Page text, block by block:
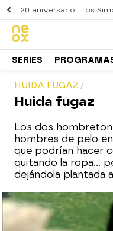
20 aniversario Los
SERIES
HUIDA FUGAZ
Huida fugaz
Los dos
hombres de pelo
que podrían hacer
quitando la ropa...
dejándola plantada